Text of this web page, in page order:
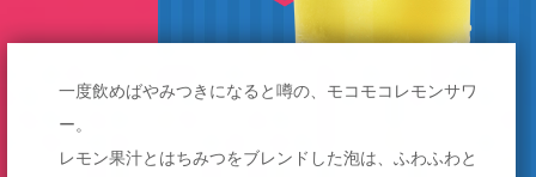
一度飲めばやみつきになると噂の、モコモコレモンサワ
ー。
レモン果汁とはちみつをブレンドした泡は、ふわふわと